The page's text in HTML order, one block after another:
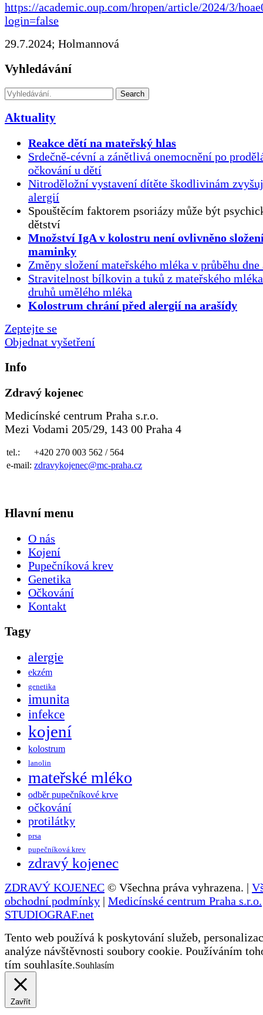
https://academic.oup.com/hropen/article/2024/3/
login=false
29.7.2024; Holmannová
Vyhledávání
Search
Aktuality
Reakce dětí na mateřský hlas
Srdečně-cévní a zánětlivá onemocnění po
očkování u dětí
Nitroděložní vystavení dítěte škodlivinám
alergií
Spouštěcím faktorem psoriázy může být
dětství
Množství IgA v kolostru není ovlivněno
maminky
Změny složení mateřského mléka v průběhu dne
Stravitelnost bílkovin a tuků z mateřského
druhů umělého mléka
Kolostrum chrání před alergií na arašídy
Zeptejte se
Objednat vyšetření
Info
Zdravý kojenec
Medicínské centrum Praha s.r.o.
Mezi Vodami 205/29, 143 00 Praha 4
tel.:
+420 270 003 562 / 564
e-mail: zdravykojenec@mc-praha.cz
Hlavní menu
O nás
Kojení
Pupečníková krev
Genetika
Očkování
Kontakt
Tagy
alergie
ekzém
genetika
imunita
infekce
kojení
kolostrum
lanolin
mateřské mléko
odběr pupečníkové krve
očkování
protilátky
prsa
pupečníková krev
zdravý kojenec
ZDRAVÝ KOJENEC © Všechna práva vyhrazena. |
obchodní podmínky | Medicínské centrum Praha s.r.o.
STUDIOGRAF.net
Tento web používá k poskytování služeb,
analýze návštěvnosti soubory cookie. Používáním
tím souhlasíte.Souhlasím
Zavřít